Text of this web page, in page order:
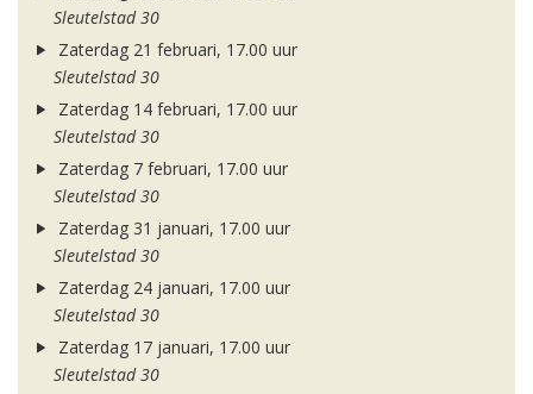
Sleutelstad 30
Zaterdag 21 februari, 17.00 uur
Sleutelstad 30
Zaterdag 14 februari, 17.00 uur
Sleutelstad 30
Zaterdag 7 februari, 17.00 uur
Sleutelstad 30
Zaterdag 31 januari, 17.00 uur
Sleutelstad 30
Zaterdag 24 januari, 17.00 uur
Sleutelstad 30
Zaterdag 17 januari, 17.00 uur
Sleutelstad 30